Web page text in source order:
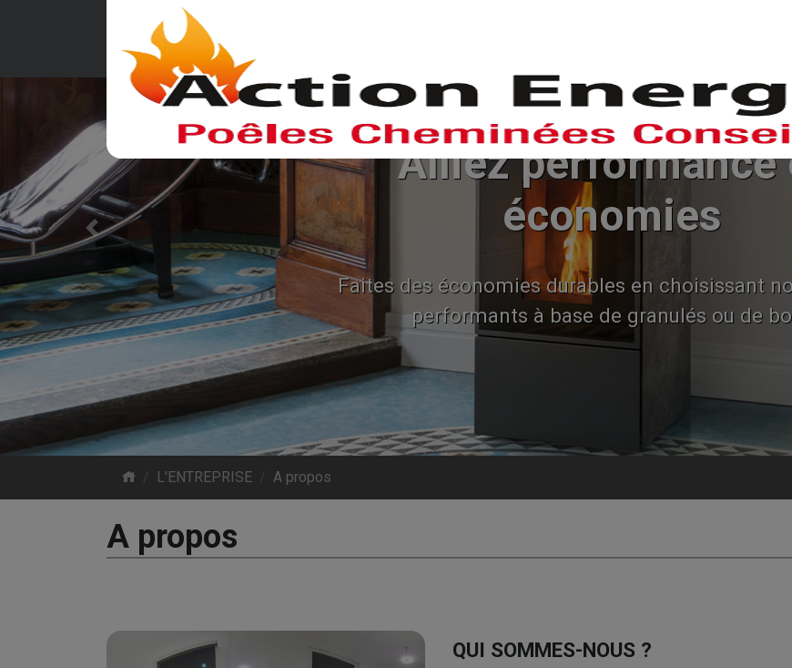
Alliez performance et
économies
des économies durables en choisissant nos produits
performants à base de granulés ou de bois.
Previous
L'ENTREPRISE A propos
A propos
QUI SOMMES-NOUS ?